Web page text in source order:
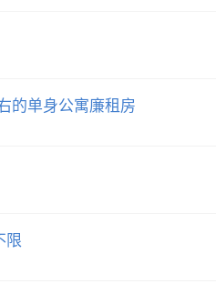
的单身公寓廉租房
限